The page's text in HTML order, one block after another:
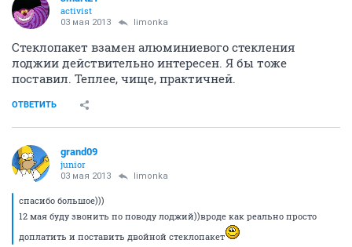
activist
03 мая 2013 limonka
Стеклопакет взамен алюминиевого стекления
лоджии действительно интересен. Я бы тоже
поставил. Теплее, чище, практичней.
ОТВЕТИТЬ
grand09
junior
03 мая 2013 limonka
спасибо большое)))
12 мая буду звонить по поводу лоджий))вроде как реально просто
доплатить и поставить двойной стеклопакет